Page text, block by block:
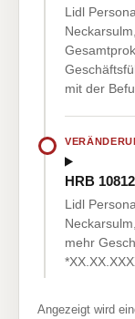
Lidl
mit der
HRB
Lidl
mehr
Angezeigt wird